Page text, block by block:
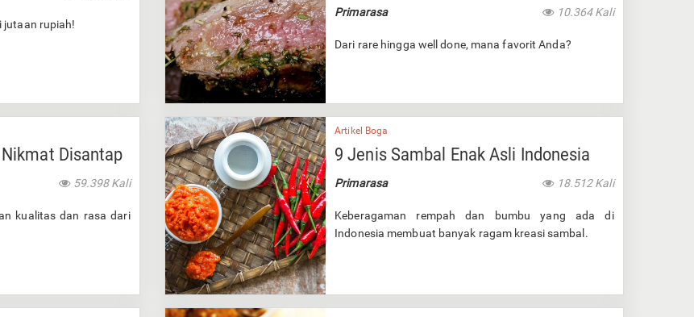
jutaan rupiah!
Primarasa 10.364 Kali
Dari rare hingga well done, mana favorit Anda?
Disantap
59.398 Kali
kualitas dan rasa dari
Artikel Boga
9 Jenis Sambal Enak Asli Indonesia
Primarasa 18.512 Kali
Keberagaman rempah dan bumbu yang ada di
Indonesia membuat banyak ragam kreasi sambal.